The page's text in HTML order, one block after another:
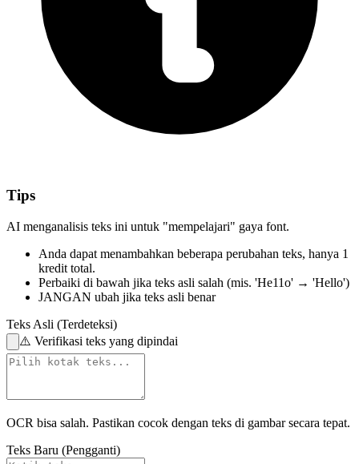
Tips
AI menganalisis teks ini untuk "mempelajari" gaya font.
Anda dapat menambahkan beberapa perubahan teks, hanya 1
kredit total.
Perbaiki di bawah jika teks asli salah (mis. 'He11o' → 'Hello')
JANGAN ubah jika teks asli benar
Teks Asli (Terdeteksi)
⚠️ Verifikasi teks yang dipindai
OCR bisa salah. Pastikan cocok dengan teks di gambar secara tepat.
Teks Baru (Pengganti)